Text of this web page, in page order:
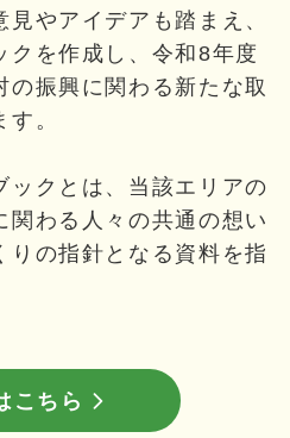
やアイデアも踏まえ、
クを作成し、令和8年度
の振興に関わる新たな取
。
クとは、当該エリアの
関わる人々の共通の想い
りの指針となる資料を指
こちら